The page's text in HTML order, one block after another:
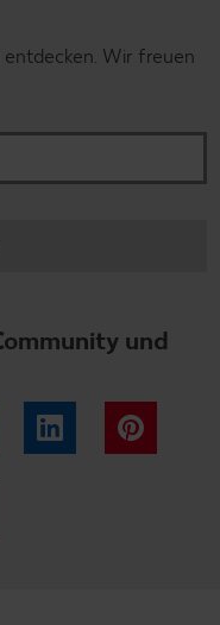
Wir freuen
und
Instagram LinkedIn